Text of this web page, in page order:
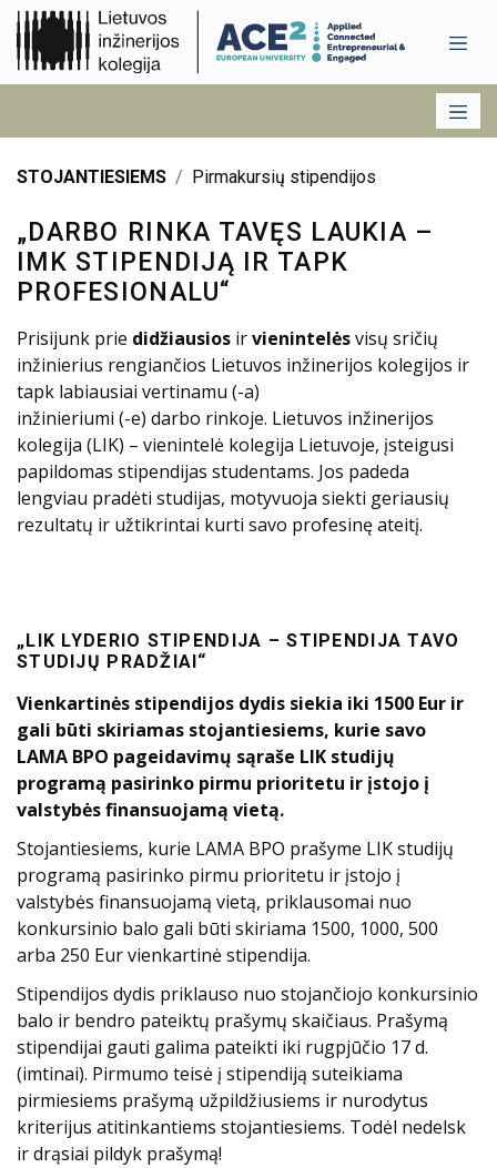
STOJANTIESIEMS Pirmakursių stipendijos
„DARBO RINKA TAVĘS LAUKIA –
IMK STIPENDIJĄ IR TAPK
PROFESIONALU“
Prisijunk prie didžiausios irvienintelėsvisų sričių
inžinierius rengiančios Lietuvos inžinerijos kolegijos ir
tapk labiausiai vertinamu (-a)
inžinieriumi (-e) darbo rinkoje. Lietuvos inžinerijos
kolegija (LIK) – vienintelė kolegija Lietuvoje, įsteigusi
papildomas stipendijas studentams. Jos padeda
lengviau pradėti studijas, motyvuoja siekti geriausių
rezultatų ir užtikrintai kurti savo profesinę ateitį.
„LIK LYDERIO STIPENDIJA – STIPENDIJA TAVO
STUDIJŲ PRADŽIAI“
Vienkartinės stipendijos dydis siekia iki 1500 Eur ir
gali būti skiriamas stojantiesiems, kurie savo
LAMA BPO pageidavimų sąraše LIK studijų
programą pasirinko pirmu prioritetu ir įstojo į
valstybės finansuojamą vietą.
Stojantiesiems, kurie LAMA BPO prašyme LIK studijų
programą pasirinko pirmu prioritetu ir įstojo į
valstybės finansuojamą vietą, priklausomai nuo
konkursinio balo gali būti skiriama 1500, 1000, 500
arba 250 Eur vienkartinė stipendija.
Stipendijos dydis priklauso nuo stojančiojo konkursinio
balo ir bendro pateiktų prašymų skaičiaus. Prašymą
stipendijai gauti galima pateikti iki rugpjūčio 17 d.
(imtinai). Pirmumo teisė į stipendiją suteikiama
pirmiesiems prašymą užpildžiusiems ir nurodytus
kriterijus atitinkantiems stojantiesiems. Todėl nedelsk
ir drąsiai pildyk prašymą!